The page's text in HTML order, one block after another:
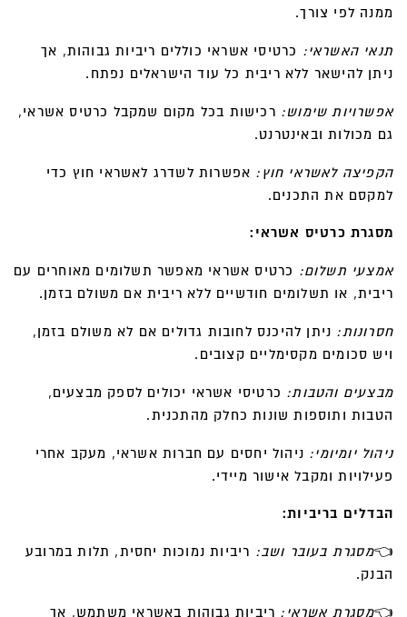
ממנה לפי צורך.
תנאי האשראי: כרטיסי אשראי כוללים ריביות גבוהות, אך
ניתן להישאר ללא ריבית כל עוד הישראלים נפתח.
אפשרויות שימוש: רכישות בכל מקום שמקבל כרטיס אשראי,
גם מכולות ובאינטרנט.
הקפיצה לאשראי חוץ: אפשרות לשדרג לאשראי חוץ כדי
למקסם את התכנים.
מסגרת כרטיס אשראי:
אמצעי תשלום: כרטיס אשראי מאפשר תשלומים מאוחרים עם
ריבית, או תשלומים חודשיים ללא ריבית אם משולם בזמן.
חסרונות: ניתן להיכנס לחובות גדולים אם לא משולם בזמן,
ויש סכומים מקסימליים קצובים.
מבצעים והטבות: כרטיסי אשראי יכולים לספק מבצעים,
הטבות ותוספות שונות כחלק מהתכנית.
ניהול יומיומי: ניהול יחסים עם חברות אשראי, מעקב אחרי
פעילויות ומקבל אישור מיידי.
הבדלים בריביות:
👈מסגרת בעובר ושב: ריביות נמוכות יחסית, תלות במרובע
הבנק.
👈מסגרת אשראי: ריביות גבוהות באשראי משתמש, אך